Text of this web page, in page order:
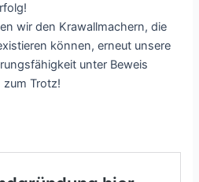
wir den Krawallmachern, die
können, erneut unsere
unter Beweis
zum Trotz!